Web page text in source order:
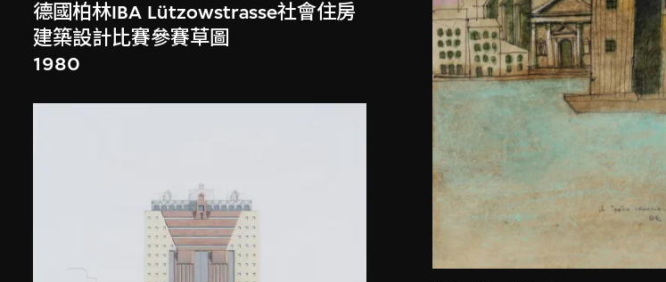
德國柏林IBA Lützowstrasse社會住房
建築設計比賽參賽草圖
1980